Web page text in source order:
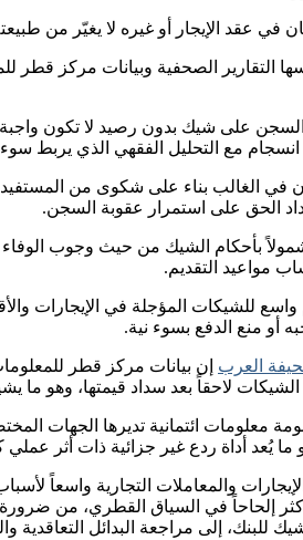
عقد الإيجار أو غيره لا يغيّر من
التقارير الصحفية وبيانات مركز قطر
على شيك بدون رصيد لا تكون واجبة
انسجام مع التحليل الفقهي الذي يربط
في الغالب بناء على شكوى من
الحق على استمرار عقوبة السجن.
بأحكام الشيك من حيث وجوب
مواعيد التقديم.
واسع للشيكات المؤجلة في
أو منع الدفع بسوء نية.
العرب
معلومات ائتمانية تديرها الجهات
يُعد أداة ردع غير جزائية ذات أثر عملي
والمعاملات التجارية واسعاً
أكثر إلحاحاً في السياق القطري،
للبنك، إلى مراجعة البدائل